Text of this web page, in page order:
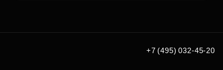
+7 (495) 032-45-20